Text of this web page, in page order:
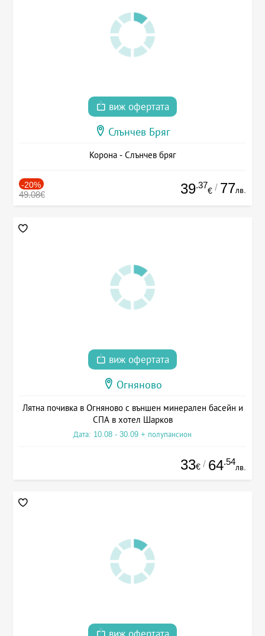
виж офертата
Слънчев Бряг
Корона - Слънчев бряг
-20%
49.08€ 39.37
€ / 77лв.
виж офертата
Огняново
Лятна почивка в Огняново с външен минерален басейн и
СПА в хотел Шарков
Дата: 10.08 - 30.09 + полупансион
33€ / 64.54
лв.
виж офертата